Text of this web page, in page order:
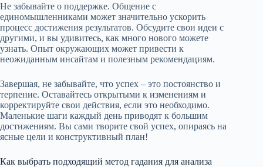
Не забывайте о поддержке. Общение с
единомышленниками может значительно ускорить
процесс достижения результатов. Обсудите свои идеи с
другими, и вы удивитесь, как много нового можете
узнать. Опыт окружающих может привести к
неожиданным инсайтам и полезным рекомендациям.
Завершая, не забывайте, что успех – это постоянство и
терпение. Оставайтесь открытыми к изменениям и
корректируйте свои действия, если это необходимо.
Маленькие шаги каждый день приводят к большим
достижениям. Вы сами творите свой успех, опираясь на
ясные цели и конструктивный план!
Как выбрать подходящий метод гадания для анализа